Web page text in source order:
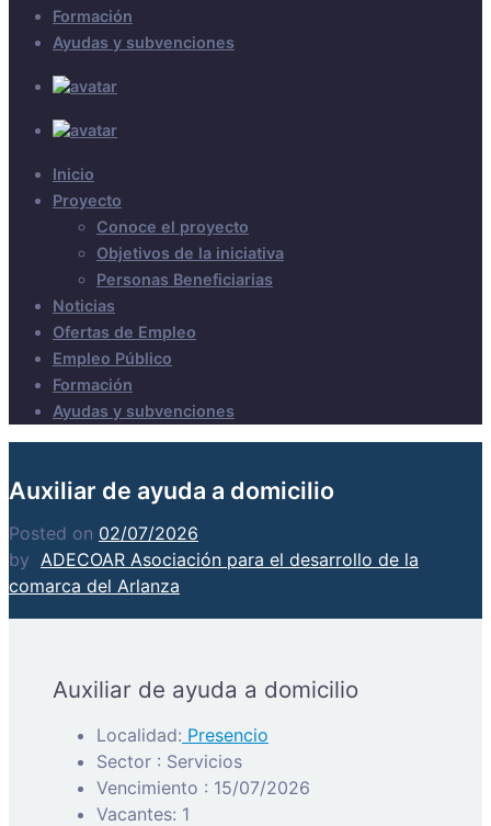
Formación
Ayudas y subvenciones
Inicio
Proyecto
Conoce el proyecto
Objetivos de la iniciativa
Personas Beneficiarias
Noticias
Ofertas de Empleo
Empleo Público
Formación
Ayudas y subvenciones
Auxiliar de ayuda a domicilio
Posted on 02/07/2026
by ADECOAR Asociación para el desarrollo de la
comarca del Arlanza
Auxiliar de ayuda a domicilio
Localidad: Presencio
Sector : Servicios
Vencimiento : 15/07/2026
Vacantes: 1